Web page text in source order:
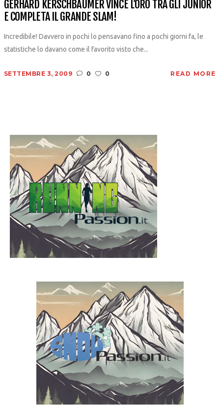
GERHARD KERSCHBAUMER VINCE L’ORO TRA GLI JUNIOR
E COMPLETA IL GRANDE SLAM!
Incredibile! Davvero in pochi lo pensavano fino a pochi giorni fa, le
statistiche lo davano come il favorito visto che...
SETTEMBRE 3, 2009 0 0 READ MORE